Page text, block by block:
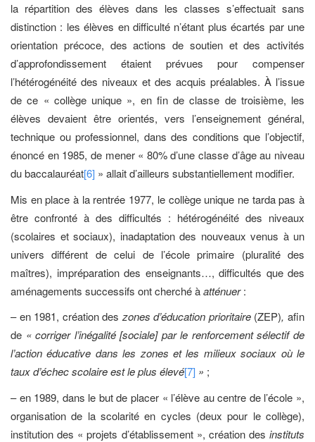
la répartition des élèves dans les classes s’effectuait sans
distinction : les élèves en difficulté n’étant plus écartés par une
orientation précoce, des actions de soutien et des activités
d’approfondissement étaient prévues pour compenser
l’hétérogénéité des niveaux et des acquis préalables. À l’issue
de ce « collège unique », en fin de classe de troisième, les
élèves devaient être orientés, vers l’enseignement général,
technique ou professionnel, dans des conditions que l’objectif,
énoncé en 1985, de mener « 80% d’une classe d’âge au niveau
du baccalauréat[6] » allait d’ailleurs substantiellement modifier.
Mis en place à la rentrée 1977, le collège unique ne tarda pas à
être confronté à des difficultés : hétérogénéité des niveaux
(scolaires et sociaux), inadaptation des nouveaux venus à un
univers différent de celui de l’école primaire (pluralité des
maîtres), impréparation des enseignants…, difficultés que des
aménagements successifs ont cherché àatténuer:
– en 1981, création des zones d’éducation prioritaire(ZEP), afin
de « corriger l’inégalité [sociale] par le renforcement sélectif de
l’action éducative dans les zones et les milieux sociaux où le
taux d’échec scolaire est le plus élevé[7] » ;
– en 1989, dans le but de placer « l’élève au centre de l’école »,
organisation de la scolarité en cycles (deux pour le collège),
institution des « projets d’établissement », création des instituts